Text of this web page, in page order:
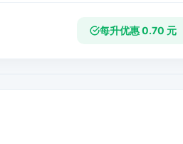
每升优惠 0.70 元